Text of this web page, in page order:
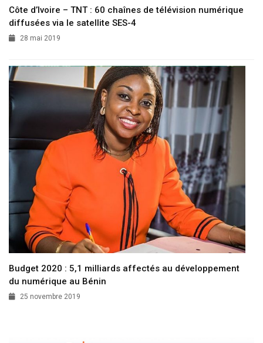
Côte d’Ivoire – TNT : 60 chaînes de télévision numérique
diffusées via le satellite SES-4
28 mai 2019
Budget 2020 : 5,1 milliards affectés au développement
du numérique au Bénin
25 novembre 2019